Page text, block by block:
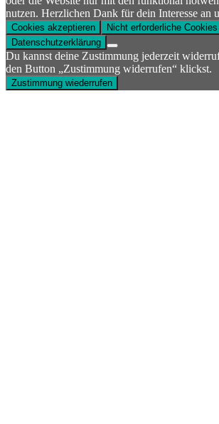
nutzen. Herzlichen Dank für dein Interesse an
Cookies akzeptieren
Nicht erforderliche
Datenschutzerklärung
Du kannst deine Zustimmung jederzeit
den Button „Zustimmung widerrufen“ klickst.
Zustimmung wiederrufen